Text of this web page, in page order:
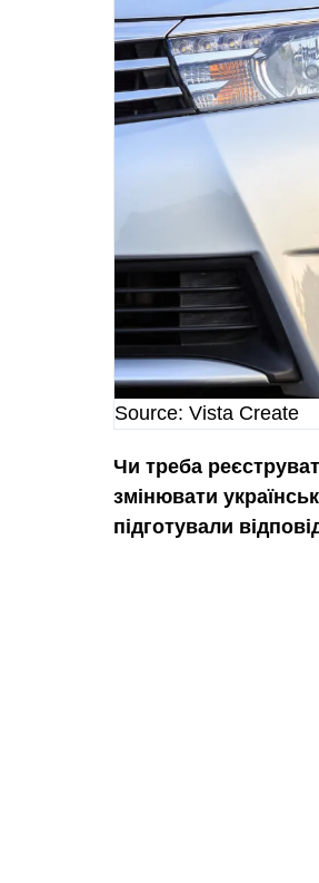
Source: Vista Create
Чи треба
змінювати
підготували